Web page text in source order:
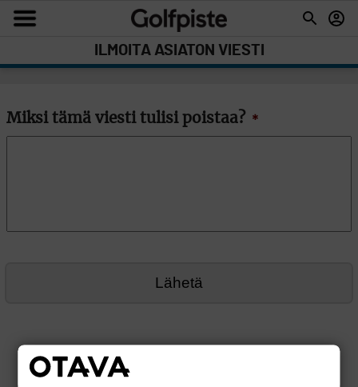
ILMOITA ASIATON VIESTI
Miksi tämä viesti tulisi poistaa? *